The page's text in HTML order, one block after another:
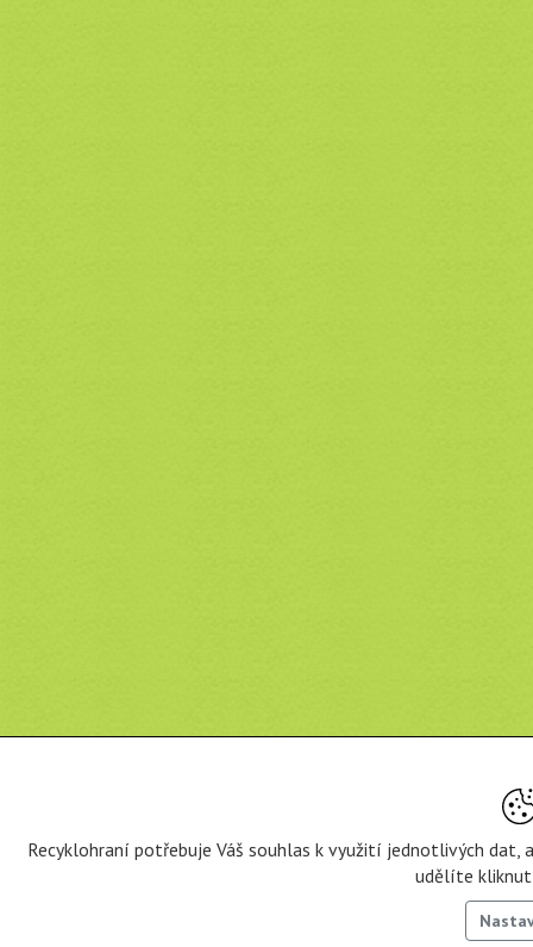
Recyklohraní potřebuje Váš souhlas k využití jednotlivých
udělíte